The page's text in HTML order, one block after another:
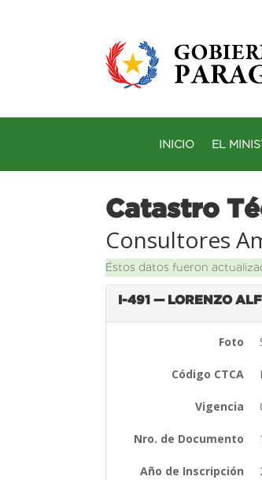
INICIO EL
Catastro
Consultores
Éstos datos fueron
I-491 — LORENZO
Foto
Código CTCA
Vigencia
Nro. de Documento
Año de Inscripción